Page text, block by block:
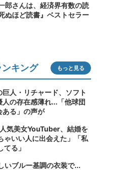
郎さんは、経済界有数の読
ほど読書』ベストセラー
キング もっと見る
巨人・リチャード、ソフト
の存在感薄れ...「他球団
ある」の声が
気美女YouTuber、結婚を
いい人に出会えた」「私
る」
いブルー基調の衣装で...